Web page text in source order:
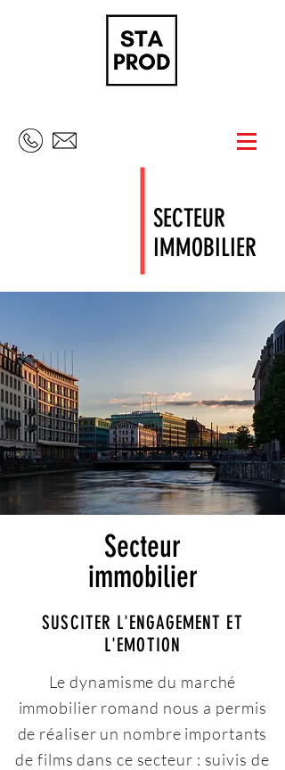
SECTEUR
IMMOBILIER
Secteur
immobilier
SUSCITER L'ENGAGEMENT ET
L'EMOTION
Le dynamisme du marché
immobilier romand nous a permis
de réaliser un nombre importants
de films dans ce secteur : suivis de